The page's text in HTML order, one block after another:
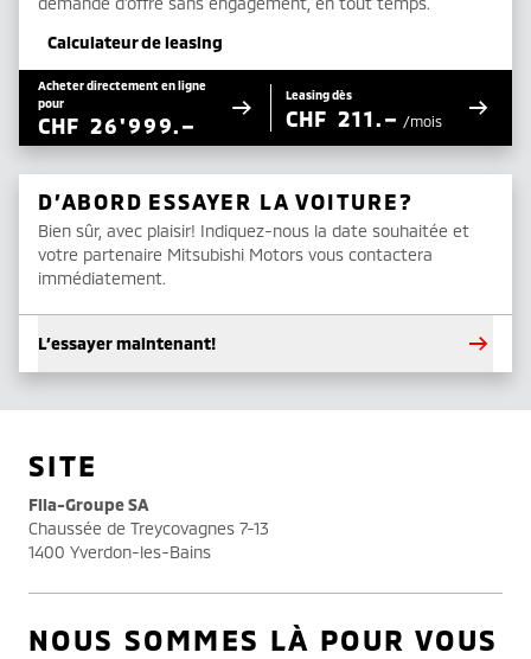
Calculateur de leasing
Acheter directement en ligne
pour
CHF 26'999.–
Leasing dès
CHF 211.– /mois
D’ABORD ESSAYER LA VOITURE?
Bien sûr, avec plaisir! Indiquez-nous la date souhaitée et
votre partenaire Mitsubishi Motors vous contactera
immédiatement.
L’essayer maintenant!
SITE
Fila-Groupe SA
Chaussée de Treycovagnes 7-13
1400 Yverdon-les-Bains
NOUS SOMMES LÀ POUR VOUS